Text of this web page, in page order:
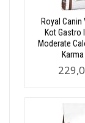
Royal Canin
Kot Gastro
Moderate